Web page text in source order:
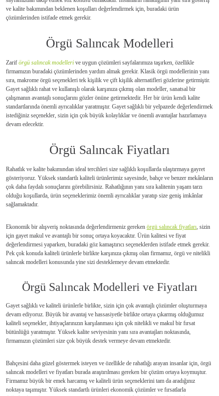
ve kalite bakımından beklenen koşulları değerlendirmek için, buradaki ürün
çözümlerinden istifade etmek gerekir.
Örgü Salıncak Modelleri
Zarif örgü salıncak modelleri ve uygun çözümleri sayfalarımıza taşırken, özellikle
firmamızın buradaki çözümlerinden yardım almak gerekir. Klasik örgü modellerinin yanı
sıra, makrome örgü seçenekleri tek kişilik ve çift kişilik alternatifleri gözlerine getirmiştir.
Gayet sağlıklı rahat ve kullanışlı olarak karşınıza çıkmış olan modeller, sanatsal bir
çalışmanın avantajlı sonuçlarını gözler önüne getirmektedir. Her bir ürün kendi kalite
standartlarında önemli ayrıcalıklar yaratmıştır. Gayet sağlıklı bir yelpazede değerlendirmek
istediğiniz seçenekler, sizin için çok büyük kolaylıklar ve önemli avantajlar hazırlamaya
devam edecektir.
Örgü Salıncak Fiyatları
Rahatlık ve kalite bakımından ideal tercihleri size sağlıklı koşullarda ulaştırmaya gayret
gösteriyoruz. Yüksek standartlı kaliteli ürünlerimiz sayesinde, bahçe ve benzer mekânların
çok daha faydalı sonuçlarını görebilirsiniz. Rahatlığının yanı sıra kalitenin yaşam tarzı
olduğu koşullarda, ürün seçeneklerimiz önemli ayrıcalıklar yaratıp size geniş imkânlar
sağlamaktadır.
Ekonomik bir alışveriş noktasında değerlendirmeniz gereken örgü salıncak fiyatları, sizin
için gayet makul ve avantajlı bir sonuç ortaya koyacaktır. Ürün kalitesi ve fiyat
değerlendirmesi yaparken, buradaki göz kamaştırıcı seçeneklerden istifade etmek gerekir.
Pek çok konuda kaliteli ürünlerle birlikte karşınıza çıkmış olan firmamız, örgü ve nitelikli
salıncak modelleri konusunda yine sizi desteklemeye devam etmektedir.
Örgü Salıncak Modelleri ve Fiyatları
Gayet sağlıklı ve kaliteli ürünlerle birlikte, sizin için çok avantajlı çözümler oluşturmaya
devam ediyoruz. Büyük bir avantaj ve hassasiyetle birlikte ortaya çıkarmış olduğumuz
kaliteli seçenekler, ihtiyaçlarınızın karşılanması için çok nitelikli ve makul bir fırsat
bütünlüğü yaratmıştır. Yüksek kalite seviyesinin yanı sıra avantajları noktasında,
firmamızın çözümleri size çok büyük destek vermeye devam etmektedir.
Bahçesini daha güzel göstermek isteyen ve özellikle de rahatlığı arayan insanlar için, örgü
salıncak modelleri ve fiyatları burada araştırılması gereken bir çözüm ortaya koymuştur.
Firmamız büyük bir emek harcamış ve kaliteli ürün seçeneklerini tam da aradığınız
noktaya taşımıştır. Yüksek standartlı ürünleri ekonomik çözümler ve fırsatlarla